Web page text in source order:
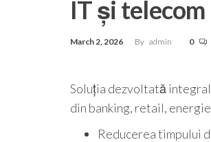
IT și telecom
March 2, 2026 By admin 0
Soluția dezvoltată
din banking, retail,
Reducerea timpului